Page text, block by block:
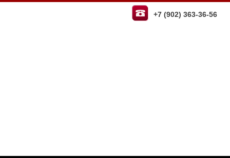
+7 (902) 363-36-56